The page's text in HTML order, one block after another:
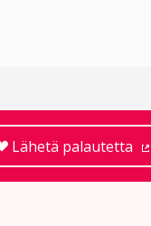
Lähetä palautetta